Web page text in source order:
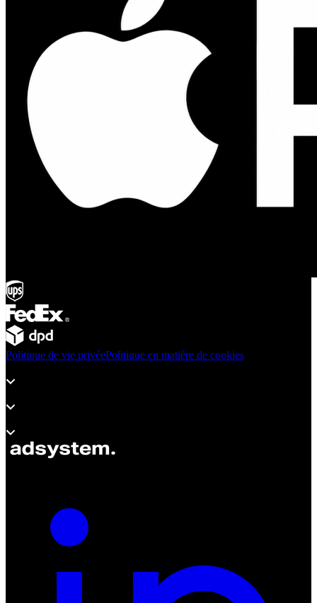
Politique de vie privéePolitique en matière de cookies